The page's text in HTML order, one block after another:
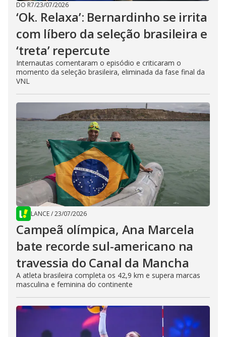
DO R7/23/07/2026
‘Ok. Relaxa’: Bernardinho se irrita
com líbero da seleção brasileira e
‘treta’ repercute
Internautas comentaram o episódio e criticaram o
momento da seleção brasileira, eliminada da fase final da
VNL
LANCE/23/07/2026
Campeã olímpica, Ana Marcela
bate recorde sul-americano na
travessia do Canal da Mancha
A atleta brasileira completa os 42,9 km e supera marcas
masculina e feminina do continente